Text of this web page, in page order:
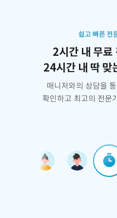
쉽고 빠른 전
2시간 내 무료
24시간 내 딱 맞
매니저와의 상담을
확인하고 최고의 전문